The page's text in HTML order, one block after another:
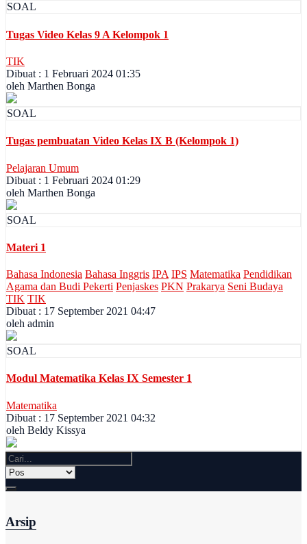
SOAL
Tugas Video Kelas 9 A Kelompok 1
TIK
Dibuat : 1 Februari 2024 01:35
oleh Marthen Bonga
SOAL
Tugas pembuatan Video Kelas IX B (Kelompok 1)
Pelajaran Umum
Dibuat : 1 Februari 2024 01:29
oleh Marthen Bonga
SOAL
Materi 1
Bahasa Indonesia Bahasa Inggris IPA IPS Matematika Pendidikan
Agama dan Budi Pekerti Penjaskes PKN Prakarya Seni Budaya
TIK TIK
Dibuat : 17 September 2021 04:47
oleh admin
SOAL
Modul Matematika Kelas IX Semester 1
Matematika
Dibuat : 17 September 2021 04:32
oleh Beldy Kissya
Arsip